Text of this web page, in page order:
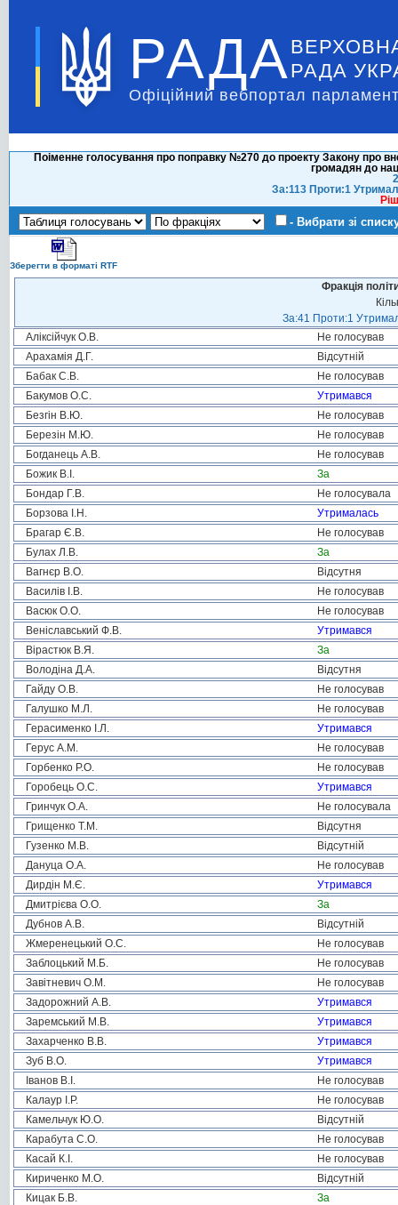
РАДА РАДА
Офіційний вебпортал
Поіменне голосування про поправку №270 до проекту Закону про
громадян до
За:113 Проти:1
- Вибрати зі
Зберегти в форматі RTF
Фракція
За:41 Проти:1
Аліксійчук О.В.
Не голосував
Арахамія Д.Г.
Відсутній
Бабак С.В.
Не голосував
Бакумов О.С.
Утримався
Безгін В.Ю.
Не голосував
Березін М.Ю.
Не голосував
Богданець А.В.
Не голосував
Божик В.І.
За
Бондар Г.В.
Не голосувала
Борзова І.Н.
Утрималась
Брагар Є.В.
Не голосував
Булах Л.В.
За
Вагнєр В.О.
Відсутня
Василів І.В.
Не голосував
Васюк О.О.
Не голосував
Веніславський Ф.В.
Утримався
Вірастюк В.Я.
За
Володіна Д.А.
Відсутня
Гайду О.В.
Не голосував
Галушко М.Л.
Не голосував
Герасименко І.Л.
Утримався
Герус А.М.
Не голосував
Горбенко Р.О.
Не голосував
Горобець О.С.
Утримався
Гринчук О.А.
Не голосувала
Грищенко Т.М.
Відсутня
Гузенко М.В.
Відсутній
Дануца О.А.
Не голосував
Дирдін М.Є.
Утримався
Дмитрієва О.О.
За
Дубнов А.В.
Відсутній
Жмеренецький О.С.
Не голосував
Заблоцький М.Б.
Не голосував
Завітневич О.М.
Не голосував
Задорожний А.В.
Утримався
Заремський М.В.
Утримався
Захарченко В.В.
Утримався
Зуб В.О.
Утримався
Іванов В.І.
Не голосував
Калаур І.Р.
Не голосував
Камельчук Ю.О.
Відсутній
Карабута С.О.
Не голосував
Касай К.І.
Не голосував
Кириченко М.О.
Відсутній
Кицак Б.В.
За